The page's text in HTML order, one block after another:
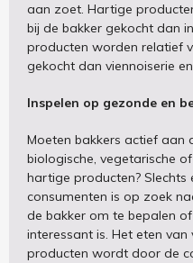
aan zoet. Hartige
bij de bakker gekocht dan
producten worden relatief
gekocht dan viennoiserie
Inspelen op gezonde en
Moeten bakkers actief aan
biologische, vegetarische
hartige producten? Slechts
consumenten is op zoek
de bakker om te bepalen
interessant is. Het eten
producten wordt door de